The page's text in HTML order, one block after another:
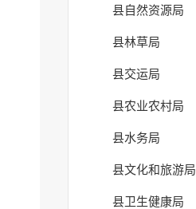
县自然资源局
县林草局
县交运局
县农业农村局
县水务局
县文化和旅游局
县卫生健康局